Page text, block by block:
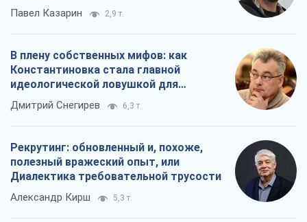
Павел Казарин 2,9 т.
В плену собственных мифов: как
Константиновка стала главной
идеологической ловушкой для
российских оккупантов
Дмитрий Снегирев 6,3 т.
Рекрутинг: обновленный и, похоже,
полезный вражеский опыт, или
Диалектика требовательной трусости
Александр Кирш 5,3 т.